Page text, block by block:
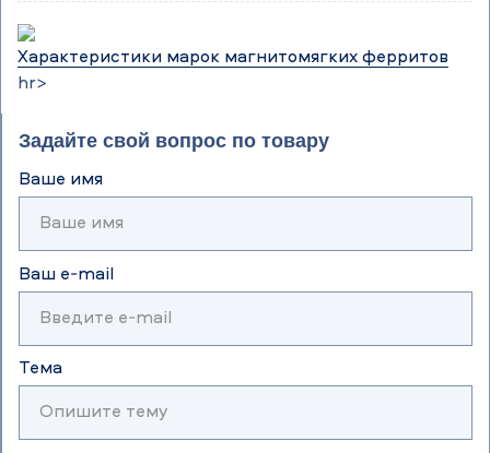
Характеристики марок магнитомягких ферритов
hr>
Задайте свой вопрос по товару
Ваше имя
Ваш e-mail
Тема